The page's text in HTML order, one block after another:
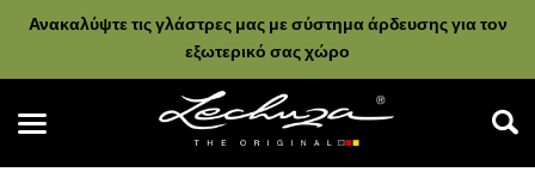
Ανακαλύψτε τις γλάστρες μας με σύστημα άρδευσης για τον
εξωτερικό σας χώρο